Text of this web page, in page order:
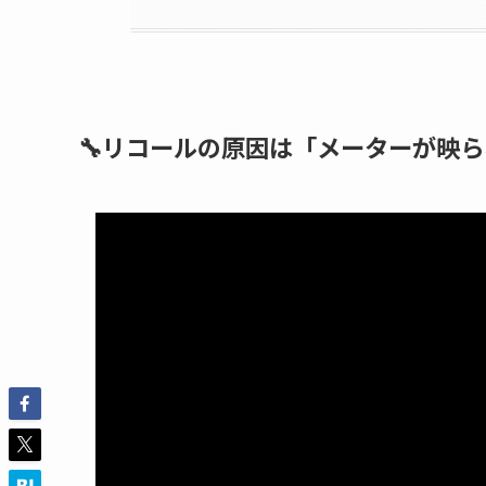
🔧リコールの原因は「メーターが映ら